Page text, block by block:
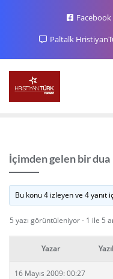
Paltalk
İçimden gelen bir dua
Bu konu 4 izleyen ve 4 yanıt
5 yazı görüntüleniyor - 1 ile 5
Yazar
16 Mayıs 2009: 00:27